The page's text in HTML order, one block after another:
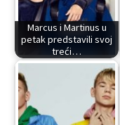
Marcus i Martinus u
petak predstavili svoj
treći…